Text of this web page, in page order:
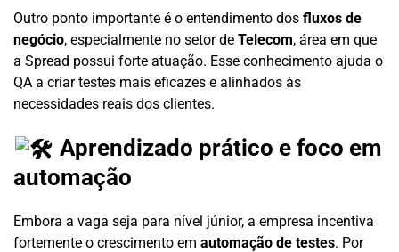
Outro ponto importante é o entendimento dos fluxos de
negócio, especialmente no setor de Telecom, área em que
a Spread possui forte atuação. Esse conhecimento ajuda o
QA a criar testes mais eficazes e alinhados às
necessidades reais dos clientes.
Aprendizado prático e foco em
automação
Embora a vaga seja para nível júnior, a empresa incentiva
fortemente o crescimento em automação de testes. Por